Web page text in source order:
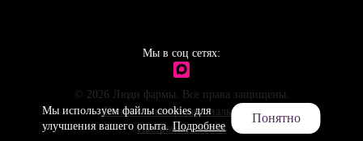
Мы в соц сетях:
© 2026 Люди фармы. Все права защищены.
Политика конфиденциальности
Настройки cookies
Мы используем файлы cookies для
улучшения вашего опыта.Подробнее
Понятно